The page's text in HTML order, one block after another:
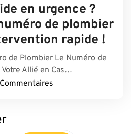
juin
2026
eme
en urgence ?
de plombier
rapide !
de Plombier Le Numéro de
Allié en Cas…